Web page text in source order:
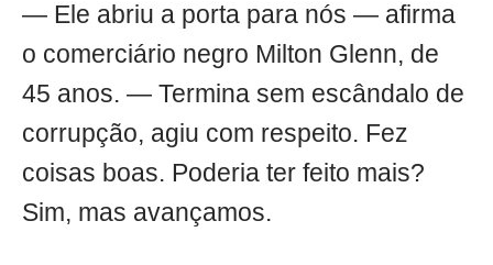
— Ele abriu a porta para nós — afirma
o comerciário negro Milton Glenn, de
45 anos. — Termina sem escândalo de
corrupção, agiu com respeito. Fez
coisas boas. Poderia ter feito mais?
Sim, mas avançamos.